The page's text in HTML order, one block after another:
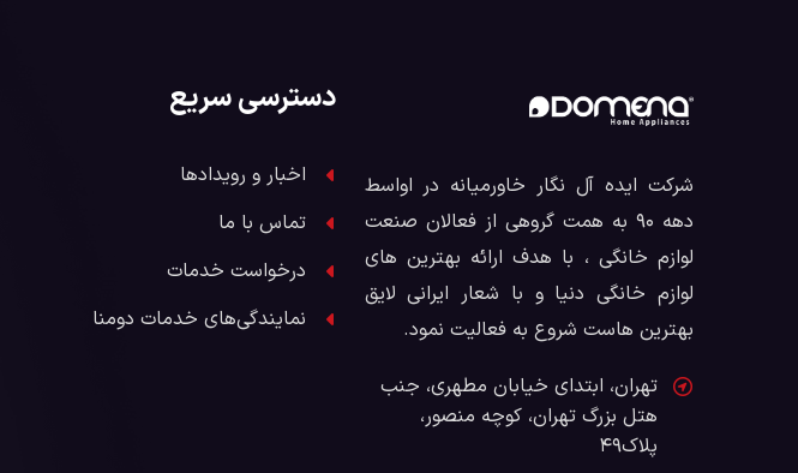
شرکت ایده آل نگار خاورمیانه در اواسط
دهه ۹۰ به همت گروهی از فعالان صنعت
لوازم خانگی ، با هدف ارائه بهترین های
لوازم خانگی دنیا و با شعار ایرانی لایق
بهترین هاست شروع به فعالیت نمود.
تهران، ابتدای خیابان مطهری، جنب
هتل بزرگ تهران، کوچه منصور،
پلاک۴۹
دسترسی سریع
اخبار و رویدادها
تماس با ما
درخواست خدمات
نمایندگی‌های خدمات دومنا